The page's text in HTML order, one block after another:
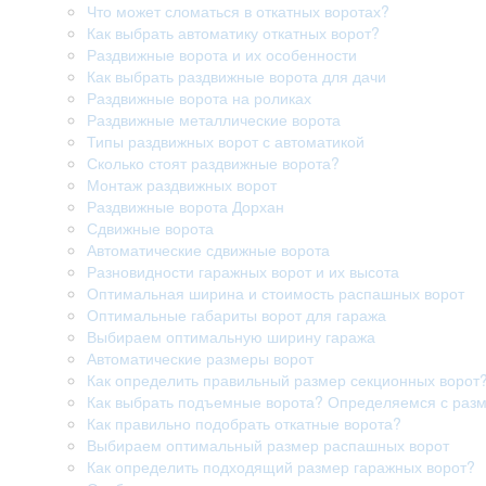
Что может сломаться в откатных воротах?
Как выбрать автоматику откатных ворот?
Раздвижные ворота и их особенности
Как выбрать раздвижные ворота для дачи
Раздвижные ворота на роликах
Раздвижные металлические ворота
Типы раздвижных ворот с автоматикой
Сколько стоят раздвижные ворота?
Монтаж раздвижных ворот
Раздвижные ворота Дорхан
Сдвижные ворота
Автоматические сдвижные ворота
Разновидности гаражных ворот и их высота
Оптимальная ширина и стоимость распашных ворот
Оптимальные габариты ворот для гаража
Выбираем оптимальную ширину гаража
Автоматические размеры ворот
Как определить правильный размер секционных ворот?
Как выбрать подъемные ворота? Определяемся с
Как правильно подобрать откатные ворота?
Выбираем оптимальный размер распашных ворот
Как определить подходящий размер гаражных ворот?